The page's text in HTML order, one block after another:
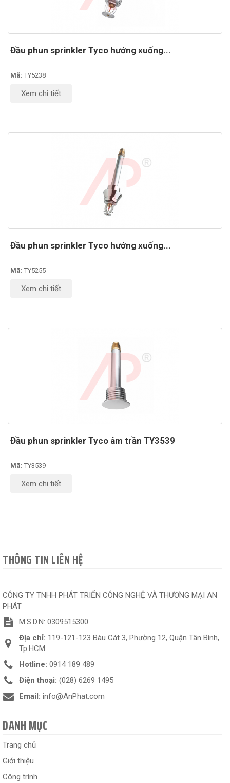
Đầu phun sprinkler Tyco hướng xuống...
Mã: TY5238
Xem chi tiết
Đầu phun sprinkler Tyco hướng xuống...
Mã: TY5255
Xem chi tiết
Đầu phun sprinkler Tyco âm trần TY3539
Mã: TY3539
Xem chi tiết
THÔNG TIN LIÊN HỆ
CÔNG TY TNHH PHÁT TRIỂN CÔNG NGHỆ VÀ THƯƠNG MẠI AN
PHÁT
M.S.D.N: 0309515300
Địa chỉ: 119-121-123 Bàu Cát 3, Phường 12, Quận Tân Bình,
Tp.HCM
Hotline: 0914 189 489
Điện thoại: (028) 6269 1495
Email: info@AnPhat.com
DANH MỤC
Trang chủ
Giới thiệu
Công trình